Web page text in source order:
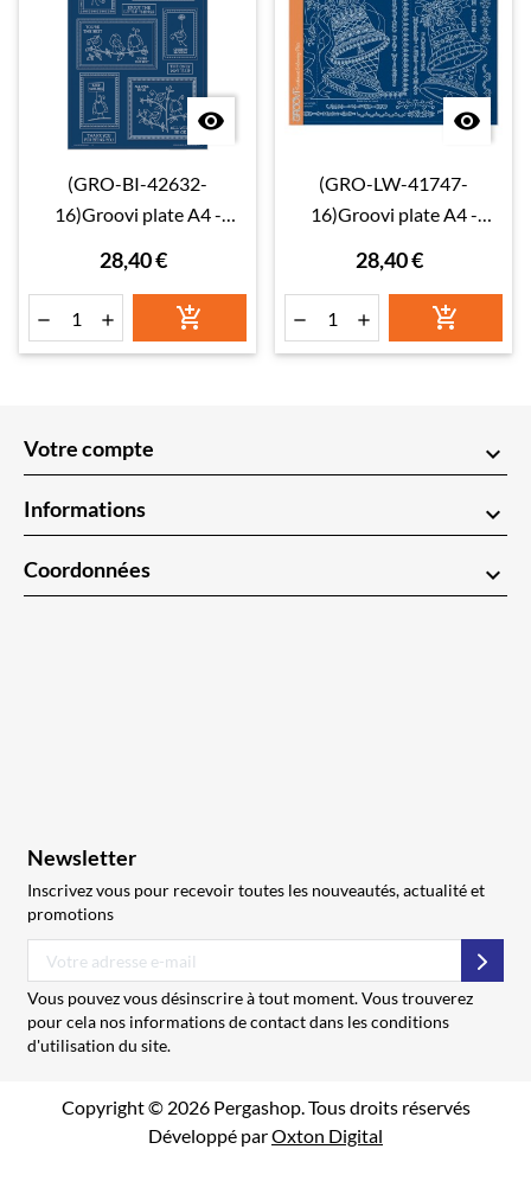

(GRO-BI-42632-
16)Groovi plate A4 -
Birds
28,40 €
  

(GRO-LW-41747-
16)Groovi plate A4 -
FOLDED BELLS
28,40 €
  
Votre compte keyboard_arrow_down
Informations keyboard_arrow_down
Coordonnées keyboard_arrow_down
Newsletter
Inscrivez vous pour recevoir toutes les nouveautés, actualité et
promotions
Vous pouvez vous désinscrire à tout moment. Vous trouverez
pour cela nos informations de contact dans les conditions
d'utilisation du site.
Copyright © 2026 Pergashop. Tous droits réservés
Développé parOxton Digital